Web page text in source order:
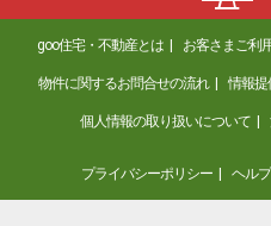
goo住宅・不動産とは お客さまご利
物件に関するお問合せの流れ 情報提
個人情報の取り扱いについて
プライバシーポリシー ヘルプ